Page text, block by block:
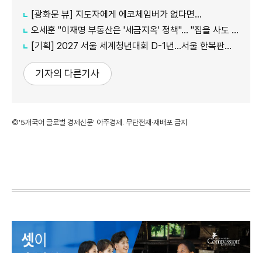
[광화문 뷰] 지도자에게 에코체임버가 없다면…
오세훈 "이재명 부동산은 '세금지옥' 정책"… "집을 사도 팔아도 세금만 늘어"
[기획] 2027 서울 세계청년대회 D-1년…서울 한복판에서 만나는 '가톨릭 문화의 모든 것'
기자의 다른기사
©'5개국어 글로벌 경제신문' 아주경제. 무단전재·재배포 금지